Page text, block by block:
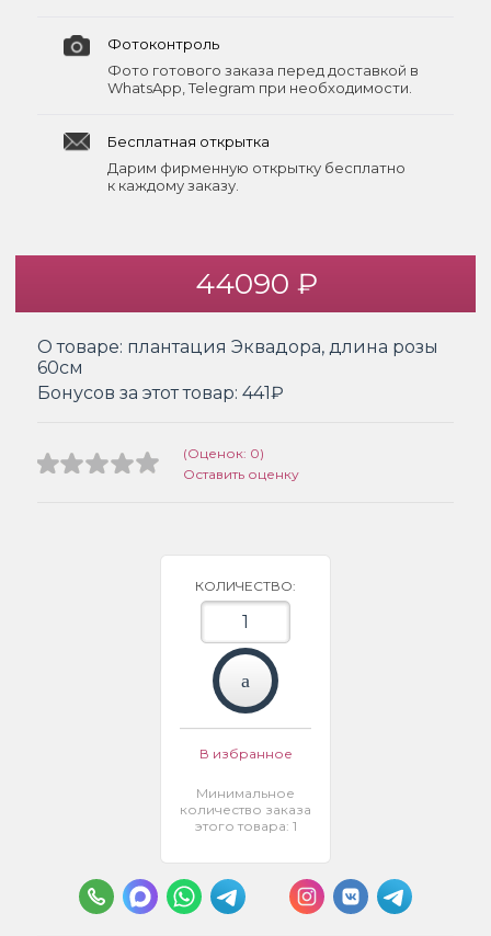
Фотоконтроль
Фото готового заказа перед доставкой в
WhatsApp, Telegram при необходимости.
Бесплатная открытка
Дарим фирменную открытку бесплатно
к каждому заказу.
44090 ₽
О товаре: плантация Эквадора, длина розы
60см
Бонусов за этот товар: 441₽
(Оценок: 0)
Оставить оценку
КОЛИЧЕСТВО:
В избранное
Минимальное
количество заказа
этого товара: 1